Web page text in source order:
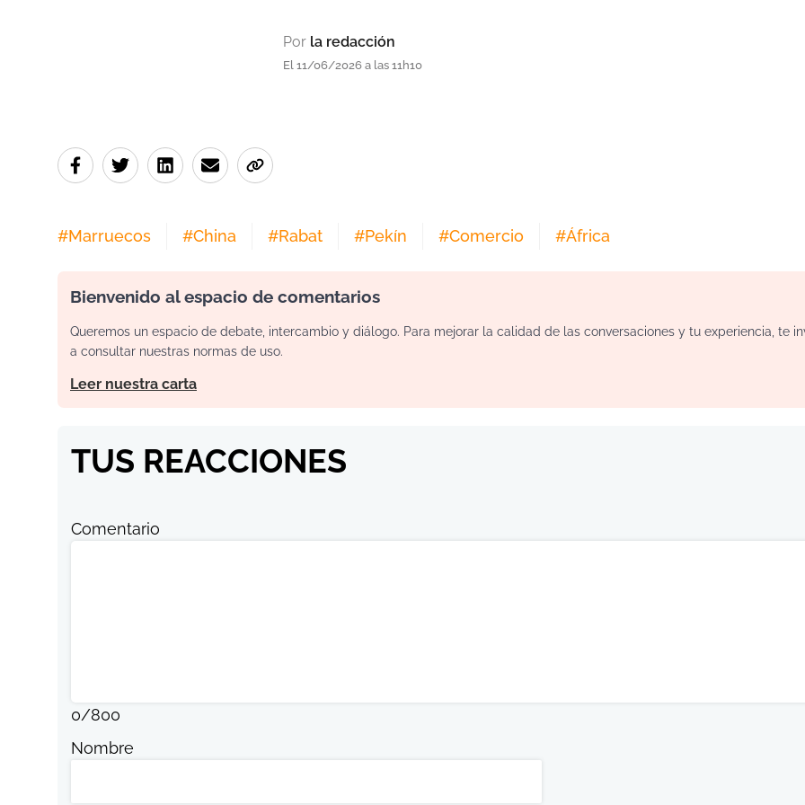
Por la redacción
El 11/06/2026 a las 11h10
#Marruecos #China #Rabat #Pekín #Comercio #África
Bienvenido al espacio de comentarios
Queremos un espacio de debate, intercambio y diálogo. Para mejorar la calidad de las conversaciones y tu experiencia, te
a consultar nuestras normas de uso.
Leer nuestra carta
TUS REACCIONES
Comentario
0/800
Nombre